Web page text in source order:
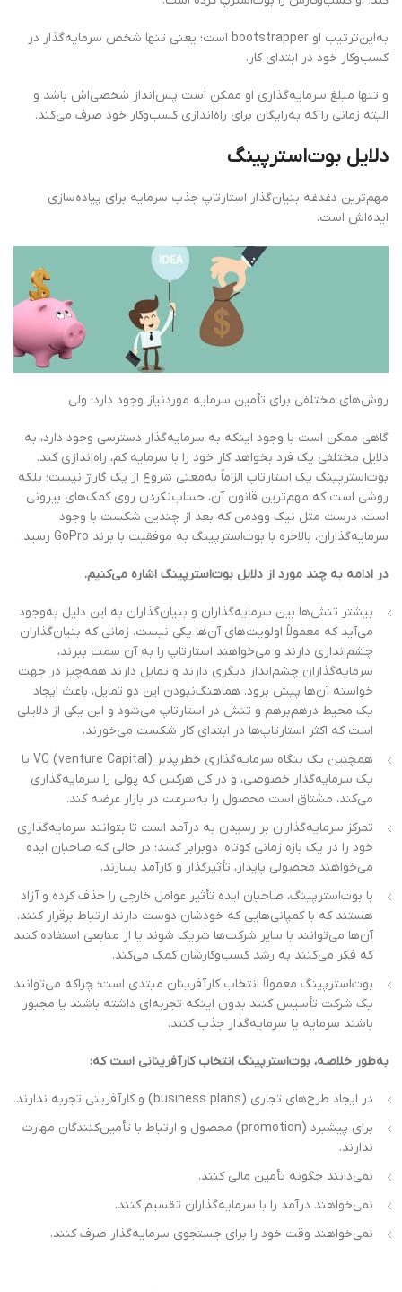
به‌این‌ترتیب او bootstrapper است؛ یعنی تنها شخص سرمایه‌گذار در
کسب‌وکار خود در ابتدای کار.
و تنها مبلغ سرمایه‌گذاری او ممکن است پس‌انداز شخصی‌اش باشد و
البته زمانی را که به‌رایگان برای راه‌اندازی کسب‌وکار خود صرف می‌کند.
دلایل بوت‌استرپینگ
مهم‌ترین دغدغه بنیان‌گذار استارتاپ جذب سرمایه برای پیاده‌سازی
ایده‌ا‌ش است.
روش‌های مختلفی برای تأمین سرمایه موردنیاز وجود دارد؛ ولی
گاهی ممکن است با وجود اینکه به سرمایه‌گذار دسترسی وجود دارد، به
دلایل مختلفی یک فرد بخواهد کار خود را با سرمایه کم، راه‌اندازی کند.
بوت‌استرپینگ یک استارتاپ الزاماً به‌معنی شروع از یک گاراژ نیست؛ بلکه
روشی است که مهم‌ترین قانون آن، حساب‌نکردن روی کمک‌های بیرونی
است. درست مثل نیک وودمن که بعد از چندین شکست با وجود
سرمایه‌گذاران، بالاخره با بوت‌استرپینگ به موفقیت با برند GoPro رسید.
در ادامه به چند مورد از دلایل بوت‌استرپینگ اشاره می‌کنیم.
بیشتر تنش‌ها بین سرمایه‌گذاران و بنیان‌گذاران به این دلیل به‌وجود
می‌آید که معمولاً اولویت‌های آن‌ها یکی نیست. زمانی که بنیان‌گذاران
چشم‌اندازی دارند و می‌خواهند استارتاپ را به آن سمت ببرند،
سرمایه‌گذاران چشم‌انداز دیگری دارند و تمایل دارند همه‌چیز در جهت
خواسته آن‌ها پیش برود. هماهنگ‌نبودن این دو تمایل، باعث ایجاد
یک محیط درهم‌برهم و تنش در استارتاپ می‌شود و این یکی از دلایلی
است که اکثر استارتاپ‌ها در ابتدای کار شکست می‌خورند.
همچنین یک بنگاه سرمایه‌گذاری خطرپذیر VC (venture Capital) یا
یک سرمایه‌گذار خصوصی، و در کل هرکس که پولی را سرمایه‌گذاری
می‌کند، مشتاق است محصول را به‌سرعت در بازار عرضه کند.
تمرکز سرمایه‌گذاران بر رسیدن به درآمد است تا بتوانند سرمایه‌گذاری
خود را در یک بازه زمانی کوتاه، دوبرابر کنند؛ در حالی که صاحبان ایده
می‌خواهند محصولی پایدار، تأثیرگذار و کارآمد بسازند.
با بوت‌استرپینگ، صاحبان ایده تأثیر عوامل خارجی را حذف کرده و آزاد
هستند که با کمپانی‌هایی که خودشان دوست دارند ارتباط برقرار کنند.
آن‌ها می‌توانند با سایر شرکت‌ها شریک شوند یا از منابعی استفاده کنند
که فکر می‌کنند به رشد کسب‌وکارشان کمک می‌کند.
بوت‌استرپینگ معمولاً انتخاب کارآفرینان مبتدی است؛ چراکه می‌توانند
یک شرکت تأسیس کنند بدون اینکه تجربه‌ای داشته باشند یا مجبور
باشند سرمایه یا سرمایه‌گذار جذب کنند.
به‌طور خلاصه، بوت‌استرپینگ انتخاب کارآفرینانی است که:
در ایجاد طرح‌های تجاری (business plans) و کارآفرینی تجربه ندارند.
برای پیشبرد (promotion) محصول و ارتباط با تأمین‌کنندگان مهارت
ندارند.
نمی‌دانند چگونه تأمین مالی کنند.
نمی‌خواهند درآمد را با سرمایه‌گذاران تقسیم کنند.
نمی‌خواهند وقت خود را برای جستجوی سرمایه‌گذار صرف کنند.